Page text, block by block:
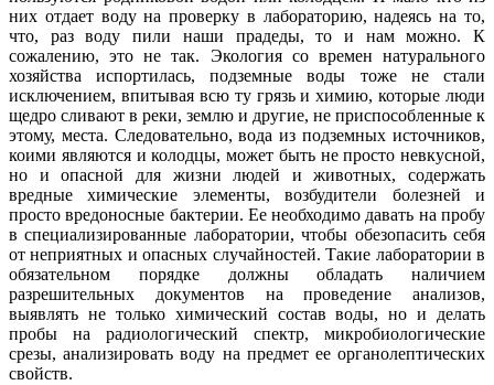
них отдает воду на проверку в лабораторию, надеясь на то,
что, раз воду пили наши прадеды, то и нам можно. К
сожалению, это не так. Экология со времен натурального
хозяйства испортилась, подземные воды тоже не стали
исключением, впитывая всю ту грязь и химию, которые люди
щедро сливают в реки, землю и другие, не приспособленные к
этому, места. Следовательно, вода из подземных источников,
коими являются и колодцы, может быть не просто невкусной,
но и опасной для жизни людей и животных, содержать
вредные химические элементы, возбудители болезней и
просто вредоносные бактерии. Ее необходимо давать на пробу
в специализированные лаборатории, чтобы обезопасить себя
от неприятных и опасных случайностей. Такие лаборатории в
обязательном порядке должны обладать наличием
разрешительных документов на проведение анализов,
выявлять не только химический состав воды, но и делать
пробы на радиологический спектр, микробиологические
срезы, анализировать воду на предмет ее органолептических
свойств.